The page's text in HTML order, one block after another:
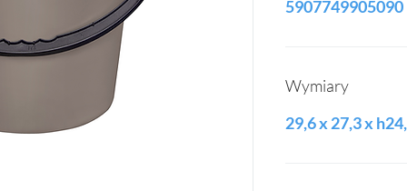
5907749905090
Wymiary
29,6 x 27,3 x